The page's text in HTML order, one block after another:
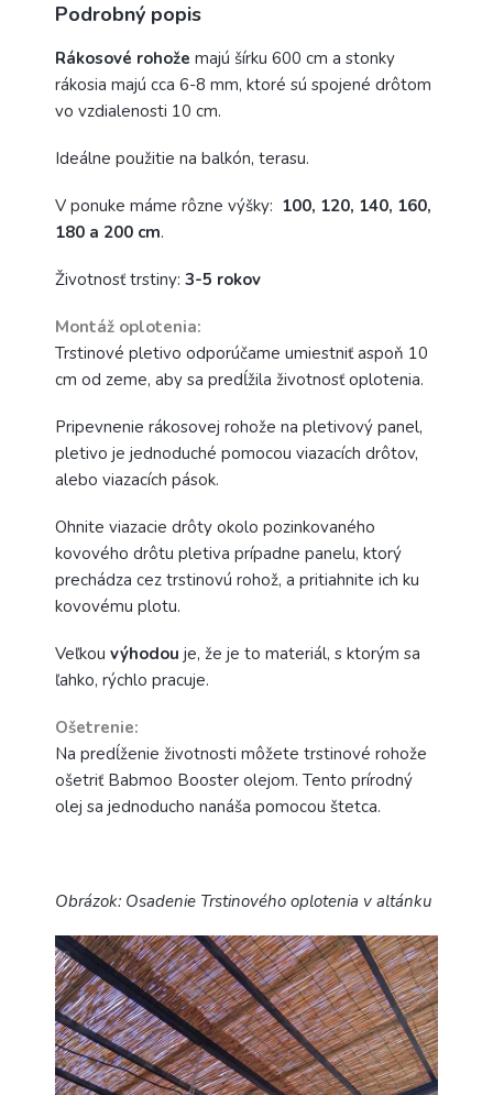
Podrobný popis
Rákosové rohože majú šírku 600 cm a stonky
rákosia majú cca 6-8 mm, ktoré sú spojené drôtom
vo vzdialenosti 10 cm.
Ideálne použitie na balkón, terasu.
V ponuke máme rôzne výšky: 100, 120, 140, 160,
180 a 200 cm.
Životnosť trstiny: 3-5 rokov
Montáž oplotenia:
Trstinové pletivo odporúčame umiestniť aspoň 10
cm od zeme, aby sa predĺžila životnosť oplotenia.
Pripevnenie rákosovej rohože na pletivový panel,
pletivo je jednoduché pomocou viazacích drôtov,
alebo viazacích pások.
Ohnite viazacie drôty okolo pozinkovaného
kovového drôtu pletiva prípadne panelu, ktorý
prechádza cez trstinovú rohož, a pritiahnite ich ku
kovovému plotu.
Veľkou výhodou je, že je to materiál, s ktorým sa
ľahko, rýchlo pracuje.
Ošetrenie:
Na predĺženie životnosti môžete trstinové rohože
ošetriť Babmoo Booster olejom. Tento prírodný
olej sa jednoducho nanáša pomocou štetca.
Obrázok: Osadenie Trstinového oplotenia v altánku